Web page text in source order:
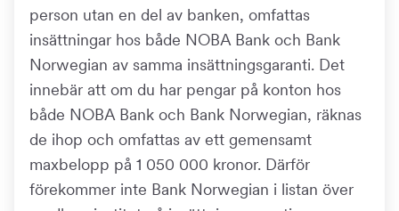
person utan en del av banken, omfattas
insättningar hos både NOBA Bank och Bank
Norwegian av samma insättningsgaranti. Det
innebär att om du har pengar på konton hos
både NOBA Bank och Bank Norwegian, räknas
de ihop och omfattas av ett gemensamt
maxbelopp på 1 050 000 kronor. Därför
förekommer inte Bank Norwegian i listan över